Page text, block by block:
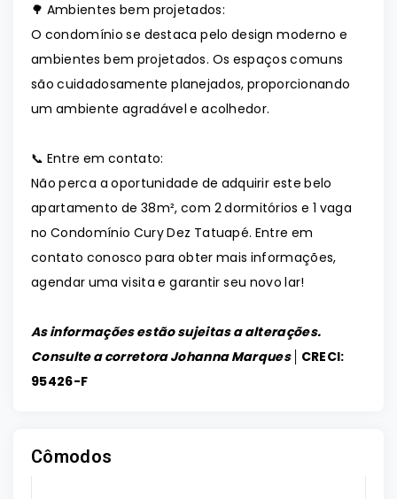
🌳 Ambientes bem projetados:
O condomínio se destaca pelo design moderno e
ambientes bem projetados. Os espaços comuns
são cuidadosamente planejados, proporcionando
um ambiente agradável e acolhedor.
📞 Entre em contato:
Não perca a oportunidade de adquirir este belo
apartamento de 38m², com 2 dormitórios e 1 vaga
no Condomínio Cury Dez Tatuapé. Entre em
contato conosco para obter mais informações,
agendar uma visita e garantir seu novo lar!
As informações estão sujeitas a alterações.
Consulte a corretora Johanna Marques │ CRECI:
95426-F
Cômodos